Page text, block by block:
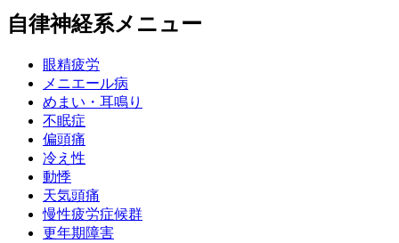
自律神経系メニュー
眼精疲労
メニエール病
めまい・耳鳴り
不眠症
偏頭痛
冷え性
動悸
天気頭痛
慢性疲労症候群
更年期障害